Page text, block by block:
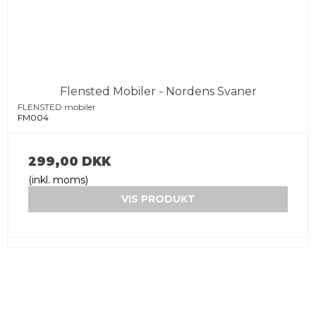
Flensted Mobiler - Nordens Svaner
FLENSTED mobiler
FM004
299,00 DKK
(inkl. moms)
VIS PRODUKT